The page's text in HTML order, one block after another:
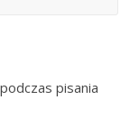
pisania